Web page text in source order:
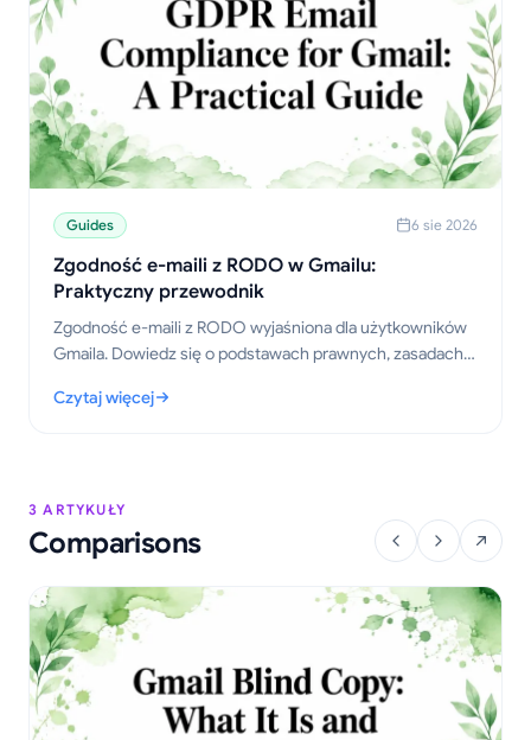
Guides 6 sie 2026
Zgodność e-maili z RODO w Gmailu:
Praktyczny przewodnik
Zgodność e-maili z RODO wyjaśniona dla użytkowników
Gmaila. Dowiedz się o podstawach prawnych, zasadach
wiadomości w sposób prawidłowy w 2026 roku.
Czytaj więcej
: Zgodność e-maili z RODO w Gmailu: Praktyczny przewodnik
3 ARTYKUŁY
Comparisons